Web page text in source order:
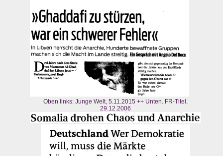
Oben links: Junge Welt, 5.11.2015 ++ Unten. FR-Titel,
29.12.2006